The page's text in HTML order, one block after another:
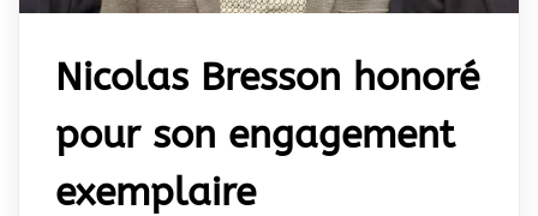
Nicolas Bresson honoré
pour son engagement
exemplaire